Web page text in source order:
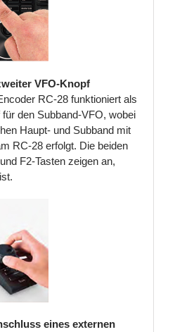
VFO-Knopf
RC-28 funktioniert als
den Subband-VFO, wobei
Haupt- und Subband mit
RC-28 erfolgt. Die beiden
F2-Tasten zeigen an,
eines externen